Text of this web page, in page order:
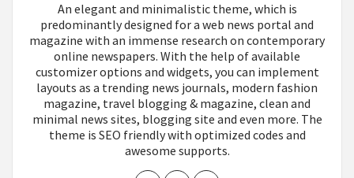
An elegant and minimalistic theme, which is
predominantly designed for a web news portal and
magazine with an immense research on contemporary
online newspapers. With the help of available
customizer options and widgets, you can implement
layouts as a trending news journals, modern fashion
magazine, travel blogging & magazine, clean and
minimal news sites, blogging site and even more. The
theme is SEO friendly with optimized codes and
awesome supports.